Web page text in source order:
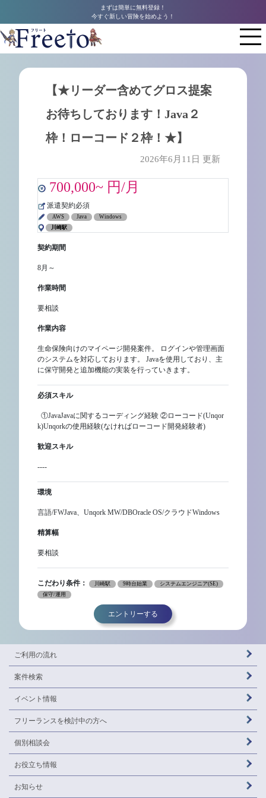
まずは簡単に無料登録！
今すぐ新しい冒険を始めよう！
【★リーダー含めてグロス提案
お待ちしております！Java２
枠！ローコード２枠！★】
2026年6月11日 更新
700,000~ 円/月
派遣契約必須
AWS Java
Windows
川崎駅
契約期間
8月～
作業時間
要相談
作業内容
生命保険向けのマイページ開発案件。 ログインや管理画面
のシステムを対応しております。 Javaを使用しており、主
に保守開発と追加機能の実装を行っていきます。
必須スキル
①JavaJavaに関するコーディング経験 ②ローコード(Unqor
k)Unqorkの使用経験(なければローコード開発経験者)
歓迎スキル
----
環境
言語/FWJava、Unqork MW/DBOracle OS/クラウドWindows
精算幅
要相談
こだわり条件： 川崎駅 9時台始業
システムエンジニア(SE)
保守/運用
エントリーする
ご利用の流れ
案件検索
イベント情報
フリーランスを検討中の方へ
個別相談会
お役立ち情報
お知らせ